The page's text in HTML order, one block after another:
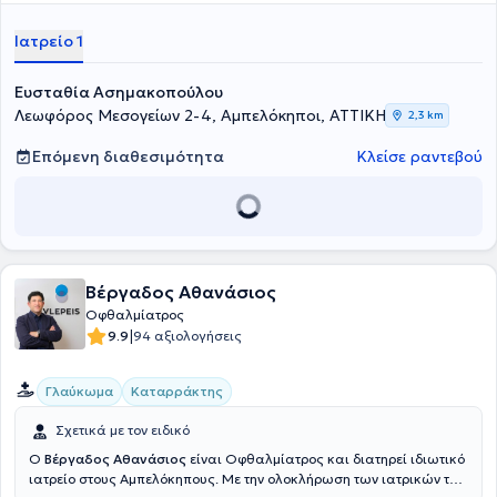
Ιατρείο 1
Ευσταθία Ασημακοπούλου
Λεωφόρος Μεσογείων 2-4, Αμπελόκηποι, ΑΤΤΙΚΗ
2,3 km
Επόμενη διαθεσιμότητα Κλείσε ραντεβού
Βέργαδος Αθανάσιος
Οφθαλμίατρος
9.9|94 αξιολογήσεις
Γλαύκωμα Καταρράκτης
Σχετικά με τον ειδικό
Ο Βέργαδος Αθανάσιος είναι Οφθαλμίατρος και διατηρεί ιδιωτικό
ιατρείο στους Αμπελόκηπους. Με την ολοκλήρωση των ιατρικών του